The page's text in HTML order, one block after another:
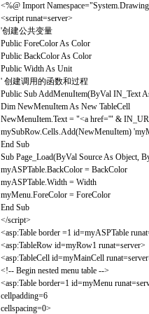
<%@ Import
<script runat=server>
'创建公共变量
Public ForeColor As Color
Public BackColor As Color
Public Width As Unit
' 创建调用的函数和过程
Public Sub AddMenuItem(ByVal IN_Text
Dim NewMenuItem As New TableCell
NewMenuItem.Text = "<a href='" &
mySubRow.Cells.Add(NewMenuItem)
End Sub
Sub Page_Load(ByVal Source As Object,
myASPTable.BackColor = BackColor
myASPTable.Width = Width
myMenu.ForeColor = ForeColor
End Sub
</script>
<asp:Table border =1 id=myASPTable
<asp:TableRow id=myRow1 runat=server>
<asp:TableCell id=myMainCell
<!-- Begin nested menu table -->
<asp:Table border=1 id=myMenu
cellpadding=6
cellspacing=0>